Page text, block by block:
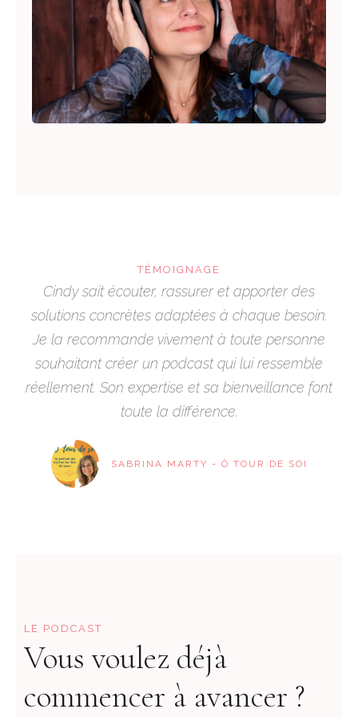
TÉMOIGNAGE
Cindy sait écouter, rassurer et apporter des
solutions concrètes adaptées à chaque besoin.
Je la recommande vivement à toute personne
souhaitant créer un podcast qui lui ressemble
réellement. Son expertise et sa bienveillance font
toute la différence.
SABRINA MARTY - Ô TOUR DE SOI
LE PODCAST
Vous voulez déjà
commencer à avancer ?